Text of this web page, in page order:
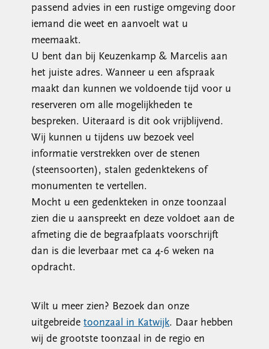
passend advies in een rustige omgeving door
iemand die weet en aanvoelt wat u
meemaakt.
U bent dan bij Keuzenkamp & Marcelis aan
het juiste adres. Wanneer u een afspraak
maakt dan kunnen we voldoende tijd voor u
reserveren om alle mogelijkheden te
bespreken. Uiteraard is dit ook vrijblijvend.
Wij kunnen u tijdens uw bezoek veel
informatie verstrekken over de stenen
(steensoorten), stalen gedenktekens of
monumenten te vertellen.
Mocht u een gedenkteken in onze toonzaal
zien die u aanspreekt en deze voldoet aan de
afmeting die de begraafplaats voorschrijft
dan is die leverbaar met ca 4-6 weken na
opdracht.
Wilt u meer zien? Bezoek dan onze
uitgebreidetoonzaal in Katwijk. Daar hebben
wij de grootste toonzaal in de regio en